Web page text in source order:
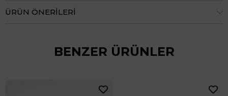
ÜRÜN ÖNERILERI
BENZER ÜRÜNLER
24 Saatte Kargo